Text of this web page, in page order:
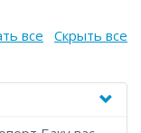
и
вин. Вы увидите
за тысячи
все Скрыть все